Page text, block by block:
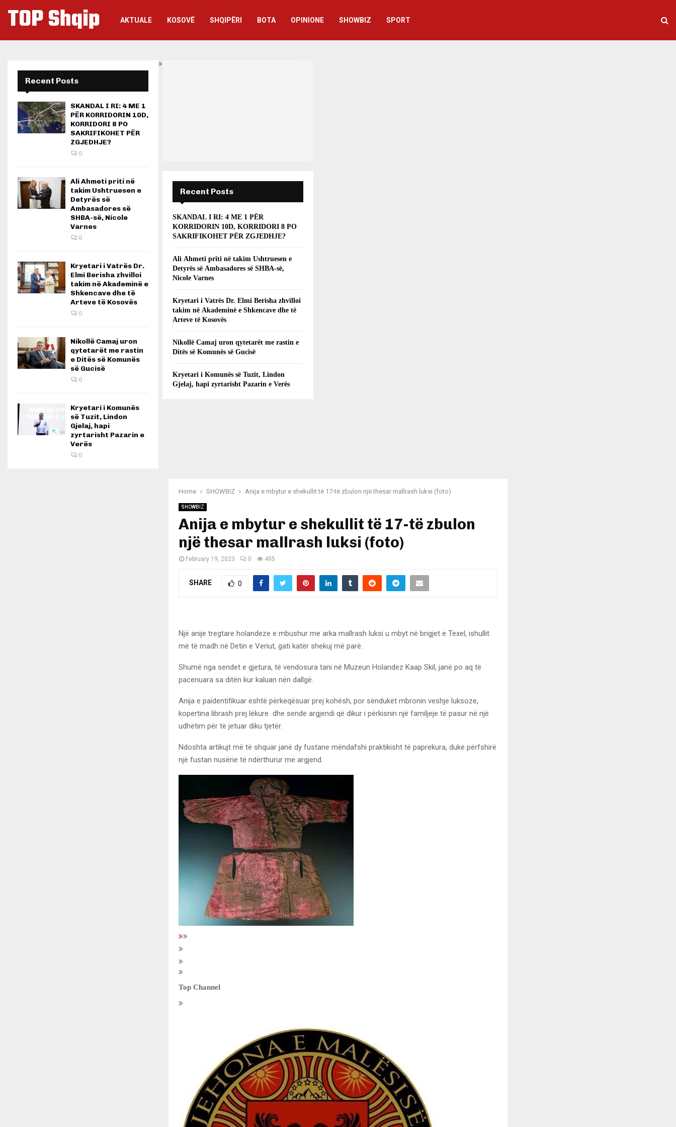
TOP Shqip AKTUALE KOSOVË SHQIPËRI BOTA OPINIONE SHOWBIZ SPORT
Home SHOWBIZ Anija e mbytur e shekullit të 17-të zbulon një thesar mallrash luksi (foto)
SHOWBIZ
Anija e mbytur e shekullit të 17-të zbulon
një thesar mallrash luksi (foto)
February 19, 2023 0 495
SHARE 0
Një anije tregtare holandeze e mbushur me arka mallrash luksi u mbyt në brigjet e Texel, ishullit
më të madh në Detin e Veriut, gati katër shekuj më parë.
Shumë nga sendet e gjetura, të vendosura tani në Muzeun Holandez Kaap Skil, janë po aq të
pacenuara sa ditën kur kaluan nën dallgë.
Anija e paidentifikuar është përkeqësuar prej kohësh, por sëndukët mbronin veshje luksoze,
kopertina librash prej lëkure dhe sende argjendi që dikur i përkisnin një familjeje të pasur në një
udhëtim për të jetuar diku tjetër.
Ndoshta artikujt më të shquar janë dy fustane mëndafshi praktikisht të paprekura, duke përfshirë
një fustan nusërie të ndërthurur me argjend.
Top Channel
Recent Posts
SKANDAL I RI: 4 ME 1
PËR KORRIDORIN 10D,
KORRIDORI 8 PO
SAKRIFIKOHET PËR
ZGJEDHJE?
0
Ali Ahmeti priti në
takim Ushtruesen e
Detyrës së
Ambasadores së
SHBA-së, Nicole
Varnes
0
Kryetari i Vatrës Dr.
Elmi Berisha zhvilloi
takim në Akademinë e
Shkencave dhe të
Arteve të Kosovës
0
Nikollë Camaj uron
qytetarët me rastin
e Ditës së Komunës
së Gucisë
0
Kryetari i Komunës
së Tuzit, Lindon
Gjelaj, hapi
zyrtarisht Pazarin e
Verës
0
Recent Posts
SKANDAL I RI: 4 ME 1 PËR
KORRIDORIN 10D, KORRIDORI 8 PO
SAKRIFIKOHET PËR ZGJEDHJE?
Ali Ahmeti priti në takim Ushtruesen e
Detyrës së Ambasadores së SHBA-së,
Nicole Varnes
Kryetari i Vatrës Dr. Elmi Berisha zhvilloi
takim në Akademinë e Shkencave dhe të
Arteve të Kosovës
Nikollë Camaj uron qytetarët me rastin e
Ditës së Komunës së Gucisë
Kryetari i Komunës së Tuzit, Lindon
Gjelaj, hapi zyrtarisht Pazarin e Verës